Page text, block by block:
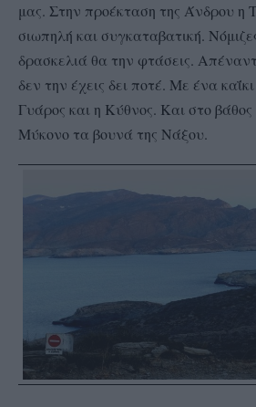
μας. Στην προέκταση της Άνδρου η
σιωπηλή και συγκαταβατική.
δρασκελιά θα την φτάσεις.
δεν την έχεις δει ποτέ. Με ένα
Γυάρος και η Κύθνος. Και στο
Μύκονο τα βουνά της Νάξου.